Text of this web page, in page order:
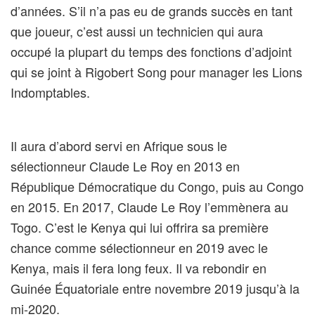
d’années. S’il n’a pas eu de grands succès en tant
que joueur, c’est aussi un technicien qui aura
occupé la plupart du temps des fonctions d’adjoint
qui se joint à Rigobert Song pour manager les Lions
Indomptables.
Il aura d’abord servi en Afrique sous le
sélectionneur Claude Le Roy en 2013 en
République Démocratique du Congo, puis au Congo
en 2015. En 2017, Claude Le Roy l’emmènera au
Togo. C’est le Kenya qui lui offrira sa première
chance comme sélectionneur en 2019 avec le
Kenya, mais il fera long feux. Il va rebondir en
Guinée Équatoriale entre novembre 2019 jusqu’à la
mi-2020.